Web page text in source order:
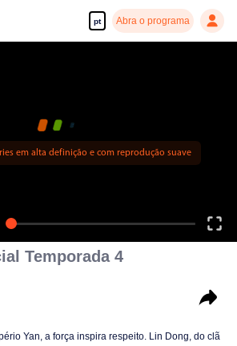
pt Abra o programa
em alta definição e com reprodução suave
Temporada 4
Yan, a força inspira respeito. Lin Dong, do clã